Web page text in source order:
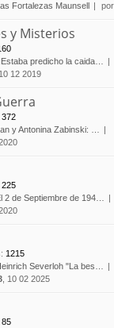
Fortalezas Maunsell por
y Misterios
predicho la caida…
10 12 2019
372
y Antonina Zabinski: …
225
2 de Septiembre de 194…
: 1215
Severloh "La bes…
, 10 02 2025
85